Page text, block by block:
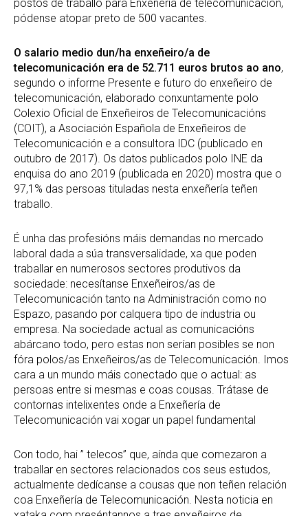
postos de traballo para Enxeñería de telecomunicación,
pódense atopar preto de 500 vacantes.
O salario medio dun/ha enxeñeiro/a de
telecomunicación era de 52.711 euros brutos ao ano,
segundo o informe Presente e futuro do enxeñeiro de
telecomunicación, elaborado conxuntamente polo
Colexio Oficial de Enxeñeiros de Telecomunicacións
(COIT), a Asociación Española de Enxeñeiros de
Telecomunicación e a consultora IDC (publicado en
outubro de 2017). Os datos publicados polo INE da
enquisa do ano 2019 (publicada en 2020) mostra que o
97,1% das persoas tituladas nesta enxeñería teñen
traballo.
É unha das profesións máis demandas no mercado
laboral dada a súa transversalidade, xa que poden
traballar en numerosos sectores produtivos da
sociedade: necesítanse Enxeñeiros/as de
Telecomunicación tanto na Administración como no
Espazo, pasando por calquera tipo de industria ou
empresa. Na sociedade actual as comunicacións
abárcano todo, pero estas non serían posibles se non
fóra polos/as Enxeñeiros/as de Telecomunicación. Imos
cara a un mundo máis conectado que o actual: as
persoas entre si mesmas e coas cousas. Trátase de
contornas intelixentes onde a Enxeñería de
Telecomunicación vai xogar un papel fundamental
Con todo, hai ” telecos” que, aínda que comezaron a
traballar en sectores relacionados cos seus estudos,
actualmente dedícanse a cousas que non teñen relación
coa Enxeñería de Telecomunicación. Nesta noticia en